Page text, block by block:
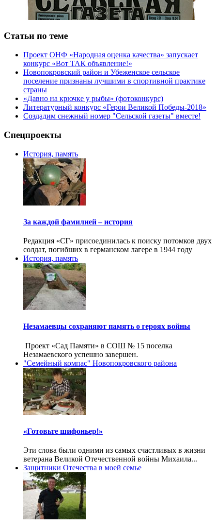
Статьи по теме
Проект ОНФ «Народная оценка качества» запускает
конкурс «Вот ТАК объявление!»
Новопокровский район и Убеженское сельское
поселение признаны лучшими в спортивной практике
страны
«Давно на крючке у рыбы» (фотоконкурс)
Литературный конкурс «Герои Великой Победы-2018»
Создадим снежный номер "Сельской газеты" вместе!
Спецпроекты
История, память
За каждой фамилией – история
Редакция «СГ» присоединилась к поиску потомков двух
солдат, погибших в германском лагере в 1944 году
История, память
Незамаевцы сохраняют память о героях войны
Проект «Сад Памяти» в СОШ № 15 поселка
Незамаевского успешно завершен.
"Семейный компас" Новопокровского района
«Готовьте шифоньер!»
Эти слова были одними из самых счастливых в жизни
ветерана Великой Отечественной войны Михаила...
Защитники Отечества в моей семье